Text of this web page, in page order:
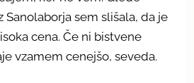
sem slišala, da je
cena. Če ni bistvene
vzamem cenejšo, seveda.